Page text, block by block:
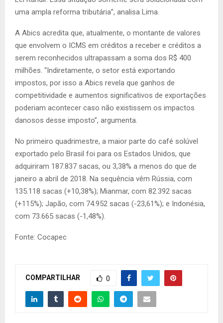
uma ampla reforma tributária”, analisa Lima.
A Abics acredita que, atualmente, o montante de valores
que envolvem o ICMS em créditos a receber e créditos a
serem reconhecidos ultrapassam a soma dos R$ 400
milhões. “Indiretamente, o setor está exportando
impostos, por isso a Abics revela que ganhos de
competitividade e aumentos significativos de exportações
poderiam acontecer caso não existissem os impactos
danosos desse imposto”, argumenta.
No primeiro quadrimestre, a maior parte do café solúvel
exportado pelo Brasil foi para os Estados Unidos, que
adquiriram 187.837 sacas, ou 3,38% a menos do que de
janeiro a abril de 2018. Na sequência vêm Rússia, com
135.118 sacas (+10,38%); Mianmar, com 82.392 sacas
(+115%); Japão, com 74.952 sacas (-23,61%); e Indonésia,
com 73.665 sacas (-1,48%).
Fonte: Cocapec
COMPARTILHAR 0